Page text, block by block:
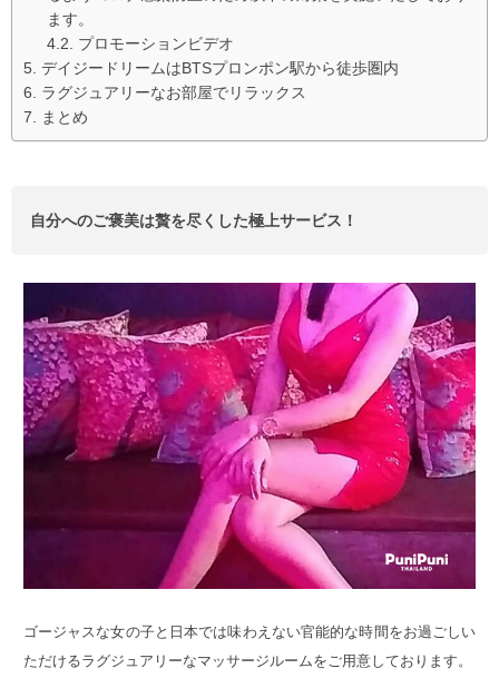
ます。
プロモーションビデオ
デイジードリームはBTSプロンポン駅から徒歩圏内
ラグジュアリーなお部屋でリラックス
まとめ
自分へのご褒美は贅を尽くした極上サービス！
ゴージャスな女の子と日本では味わえない官能的な時間をお過ごしい
ただけるラグジュアリーなマッサージルームをご用意しております。